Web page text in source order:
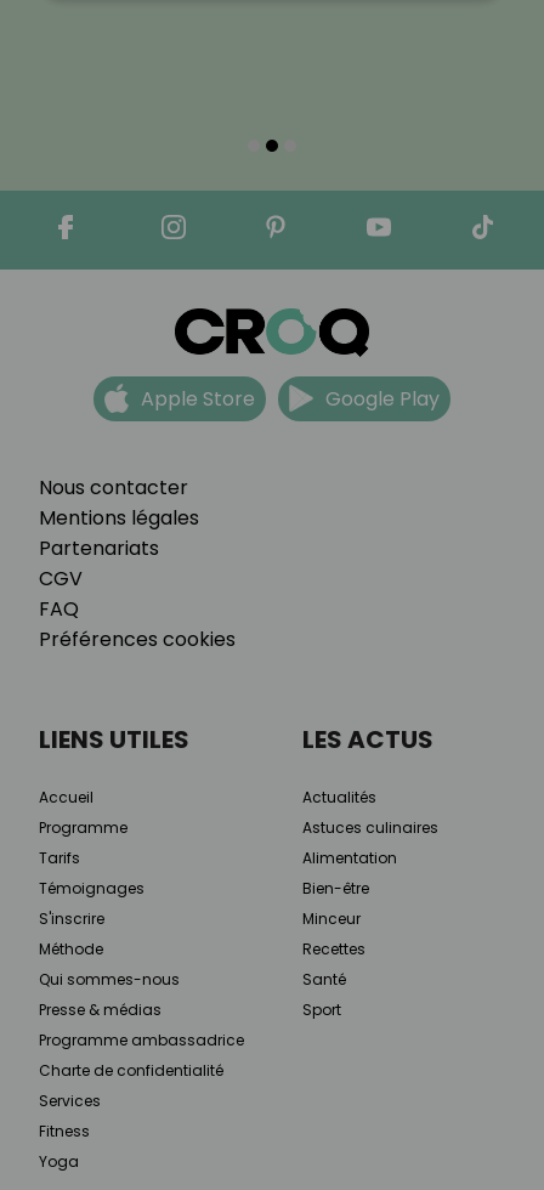
Nous contacter
Mentions légales
Partenariats
CGV
FAQ
Préférences cookies
Apple Store Google Play
LIENS UTILES
Accueil
Programme
Tarifs
Témoignages
S'inscrire
Méthode
Qui sommes-nous
Presse & médias
Programme ambassadrice
Charte de confidentialité
Services
Fitness
Yoga
LES ACTUS
Actualités
Astuces culinaires
Alimentation
Bien-être
Minceur
Recettes
Santé
Sport